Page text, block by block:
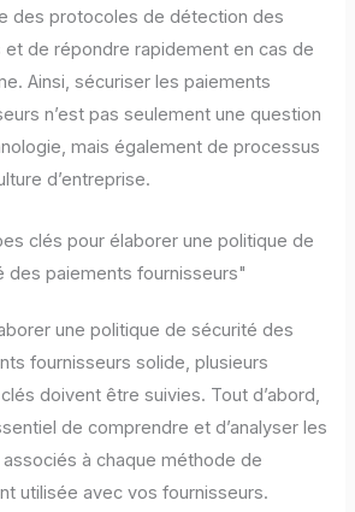
des protocoles de détection des
et de répondre rapidement en cas de
Ainsi, sécuriser les paiements
n’est pas seulement une question
mais également de processus
d’entreprise.
clés pour élaborer une politique de
des paiements fournisseurs"
une politique de sécurité des
fournisseurs solide, plusieurs
doivent être suivies. Tout d’abord,
de comprendre et d’analyser les
à chaque méthode de
utilisée avec vos fournisseurs.